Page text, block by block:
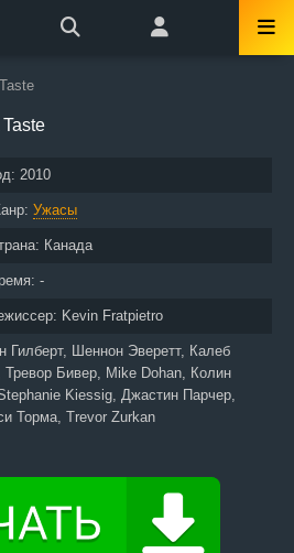
Taste
2010
Ужасы
Канада
-
Kevin Fratpietro
Гилберт, Шеннон Эверетт, Калеб
Бивер, Mike Dohan, Колин
Kiessig, Джастин Парчер,
Торма, Trevor Zurkan